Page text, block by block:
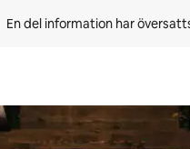
En del information har